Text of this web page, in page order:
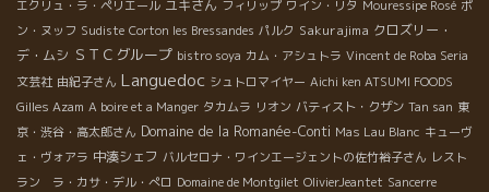
エクリュ・ラ・ペリエール ユキさん フィリップ ワイン・リタ Mouressipe Rosé ポ
ン・ヌッフ Sudiste Corton les Bressandes パルク Sakurajima クロズリー・
デ・ムシ ＳＴＣグループ bistro soya カム・アシュトラ Vincent de Roba Seria
文芸社 由紀子さん Languedoc シュトロマイヤー Aichi ken ATSUMI FOODS
Gilles Azam A boire et a Manger タカムラ リオン バティスト・クザン Tan san 東
京・渋谷・高太郎さん Domaine de la Romanée-Conti Mas Lau Blanc キューヴ
ェ・ヴォアラ 中湊シェフ バルセロナ・ワインエージェントの佐竹裕子さん レスト
ラン ラ・カサ・デル・ぺロ Domaine de Montgilet OlivierJeantet Sancerre